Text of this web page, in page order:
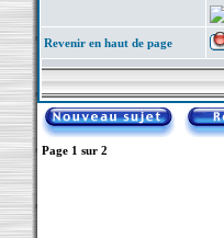
Revenir en haut de page
Page 1 sur 2